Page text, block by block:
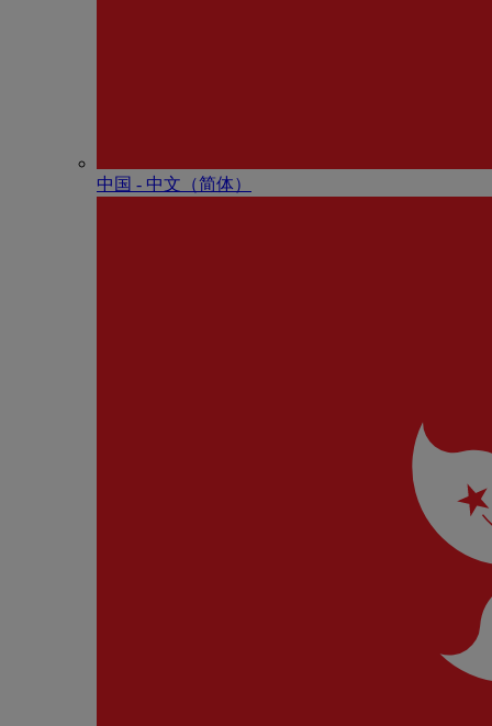
中国 - 中⽂（简体）